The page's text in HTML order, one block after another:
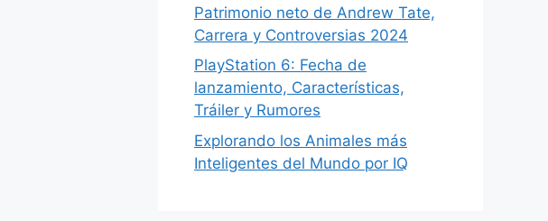
Patrimonio neto de Andrew Tate,
Carrera y Controversias 2024
PlayStation 6: Fecha de
lanzamiento, Características,
Tráiler y Rumores
Explorando los Animales más
Inteligentes del Mundo por IQ